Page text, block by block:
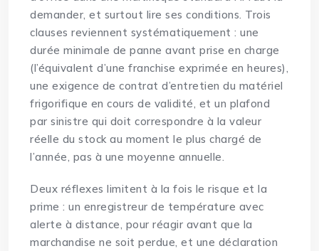
demander, et surtout lire ses conditions. Trois
clauses reviennent systématiquement : une
durée minimale de panne avant prise en charge
(l’équivalent d’une franchise exprimée en heures),
une exigence de contrat d’entretien du matériel
frigorifique en cours de validité, et un plafond
par sinistre qui doit correspondre à la valeur
réelle du stock au moment le plus chargé de
l’année, pas à une moyenne annuelle.
Deux réflexes limitent à la fois le risque et la
prime : un enregistreur de température avec
alerte à distance, pour réagir avant que la
marchandise ne soit perdue, et une déclaration